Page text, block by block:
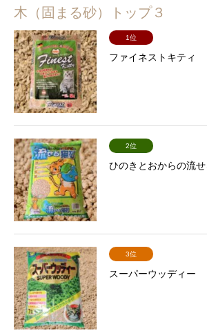
木（固まる砂）トップ３
1位
ファイネストキティ
2位
ひのきとおからの流
3位
スーパーウッディー